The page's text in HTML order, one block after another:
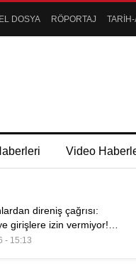
DOSYA RÖPORTAJ
Video
direniş çağrısı:
girişlere izin vermiyor!…
- 15:13